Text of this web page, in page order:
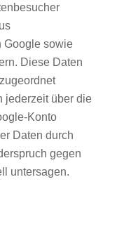
Google sowie
Diese Daten
jederzeit über die
Konto
Daten durch
gegen
untersagen.